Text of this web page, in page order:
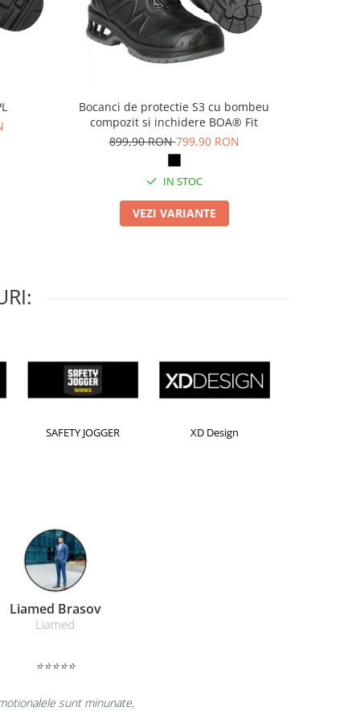
Bocanci de protectie S3 cu bombeu
compozit si inchidere BOA® Fit
899,90 RON799,90 RON
IN STOC
VEZI VARIANTE
Kensington
Farmacom Brasov
Farmacom
⭐⭐⭐⭐⭐
pentru reluarea colaborarii si